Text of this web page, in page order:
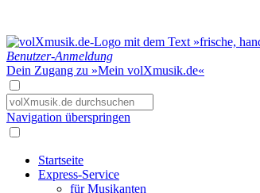
Benutzer-Anmeldung
Dein Zugang zu »Mein volXmusik.de«
Navigation überspringen
Startseite
Express-Service
für Musikanten